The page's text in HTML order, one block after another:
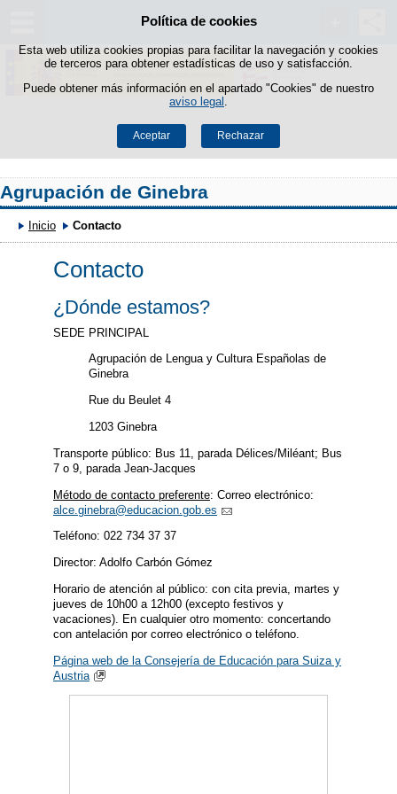
Política de cookies
Esta web utiliza cookies propias para facilitar la navegación y cookies
de terceros para obtener estadísticas de uso y satisfacción.
Puede obtener más información en el apartado "Cookies" de nuestro
aviso legal
Aceptar Rechazar
Saltar al contenido
Agrupación de Ginebra
Inicio Contacto
Contacto
¿Dónde estamos?
SEDE PRINCIPAL
Agrupación de Lengua y Cultura Españolas de
Ginebra
Rue du Beulet 4
1203 Ginebra
Transporte público: Bus 11, parada Délices/Miléant; Bus
7 o 9, parada Jean-Jacques
Método de contacto preferente: Correo electrónico:
alce.ginebra@educacion.gob.es
Teléfono: 022 734 37 37
Director: Adolfo Carbón Gómez
Horario de atención al público: con cita previa, martes y
jueves de 10h00 a 12h00 (excepto festivos y
vacaciones). En cualquier otro momento: concertando
con antelación por correo electrónico o teléfono.
Página web de la Consejería de Educación para Suiza y
Austria